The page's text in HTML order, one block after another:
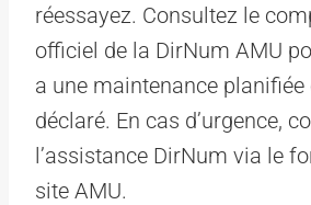
réessayez. Consultez le
officiel de la DirNum AMU
a une maintenance
déclaré. En cas d’urgence,
l’assistance DirNum via le
site AMU.